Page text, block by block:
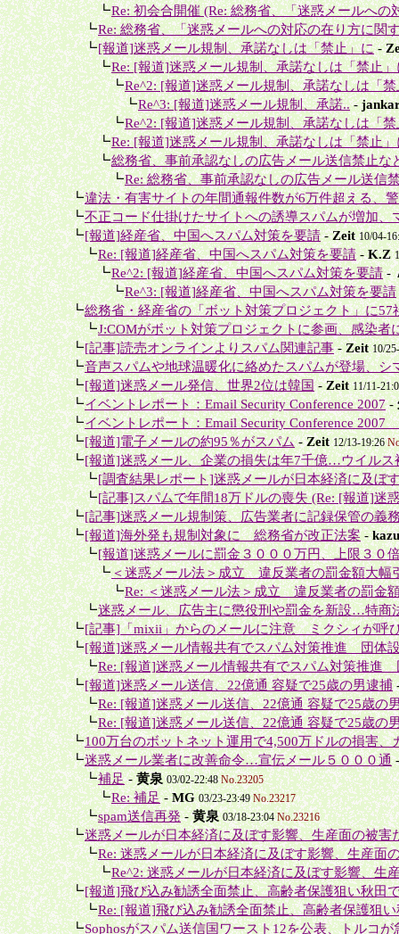
＋＋＋┗Re: 初会合開催 (Re: 総務省、「迷惑メールへの
＋＋┗Re: 総務省、「迷惑メールへの対応の在り方に関
＋＋┗[報道]迷惑メール規制、承諾なしは「禁止」に-
＋＋＋┗Re: [報道]迷惑メール規制、承諾なしは「禁止」
＋＋＋＋┗Re^2: [報道]迷惑メール規制、承諾なしは「
＋＋＋＋＋┗Re^3: [報道]迷惑メール規制、承諾..-
＋＋＋＋┗Re^2: [報道]迷惑メール規制、承諾なしは「
＋＋＋┗Re: [報道]迷惑メール規制、承諾なしは「禁止」
＋＋＋┗総務省、事前承認なしの広告メール送信禁止な
＋＋＋＋┗Re: 総務省、事前承認なしの広告メール送信
＋┗違法・有害サイトの年間通報件数が6万件超える、
＋┗不正コード仕掛けたサイトへの誘導スパムが増加、
＋┗[報道]経産省、中国へスパム対策を要請-Zeit 10/04-
＋＋┗Re: [報道]経産省、中国へスパム対策を要請-K.Z
＋＋＋┗Re^2: [報道]経産省、中国へスパム対策を要請-
＋＋＋＋┗Re^3: [報道]経産省、中国へスパム対策を要請
＋┗総務省・経産省の「ボット対策プロジェクト」に57
＋＋┗J:COMがボット対策プロジェクトに参画、感染者
＋┗[記事]読売オンラインよりスパム関連記事-Zeit 10/
＋┗音声スパムや地球温暖化に絡めたスパムが登場、シ
＋┗[報道]迷惑メール発信、世界2位は韓国-Zeit 11/11-
＋┗イベントレポート：Email Security Conference 2007-
＋┗イベントレポート：Email Security Conference 2007
＋┗[報道]電子メールの約95％がスパム-Zeit 12/13-19:26
＋┗[報道]迷惑メール、企業の損失は年7千億…ウイルス
＋＋┗[調査結果レポート]迷惑メールが日本経済に及ぼ
＋＋┗[記事]スパムで年間18万ドルの喪失 (Re: [報道]迷
＋┗[記事]迷惑メール規制策、広告業者に記録保管の義
＋┗[報道]海外発も規制対象に 総務省が改正法案-kazu
＋＋┗[報道]迷惑メールに罰金３０００万円、上限３０
＋＋＋┗＜迷惑メール法＞成立 違反業者の罰金額大幅
＋＋＋＋┗Re: ＜迷惑メール法＞成立 違反業者の罰金
＋＋┗迷惑メール、広告主に懲役刑や罰金を新設…特商
＋┗[記事]「mixii」からのメールに注意 ミクシィが呼
＋┗[報道]迷惑メール情報共有でスパム対策推進 団体
＋＋┗Re: [報道]迷惑メール情報共有でスパム対策推進
＋┗[報道]迷惑メール送信、22億通 容疑で25歳の男逮捕
＋＋┗Re: [報道]迷惑メール送信、22億通 容疑で25歳の
＋＋┗Re: [報道]迷惑メール送信、22億通 容疑で25歳の
＋┗100万台のボットネット運用で4,500万ドルの損害、
＋┗迷惑メール業者に改善命令…宣伝メール５０００通
＋＋┗補足-黄泉 03/02-22:48No.23205
＋＋＋┗Re: 補足-MG 03/23-23:49No.23217
＋＋┗spam送信再発-黄泉 03/18-23:04No.23216
＋┗迷惑メールが日本経済に及ぼす影響、生産面の被害
＋＋┗Re: 迷惑メールが日本経済に及ぼす影響、生産面
＋＋＋┗Re^2: 迷惑メールが日本経済に及ぼす影響、生
＋┗[報道]飛び込み勧誘全面禁止、高齢者保護狙い秋田
＋＋┗Re: [報道]飛び込み勧誘全面禁止、高齢者保護狙
＋┗Sophosがスパム送信国ワースト12を公表、トルコが